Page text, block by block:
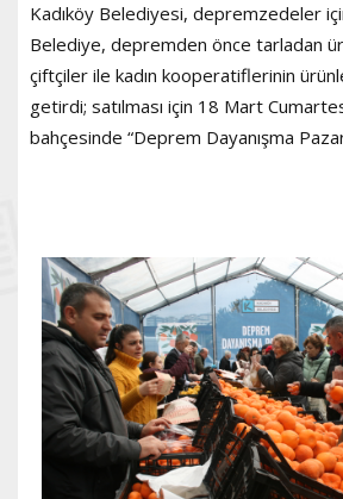
Kadıköy Belediyesi, depremzedeler
Belediye, depremden önce tarladan
çiftçiler ile kadın kooperatiflerinin
getirdi; satılması için 18 Mart
bahçesinde “Deprem Dayanışma